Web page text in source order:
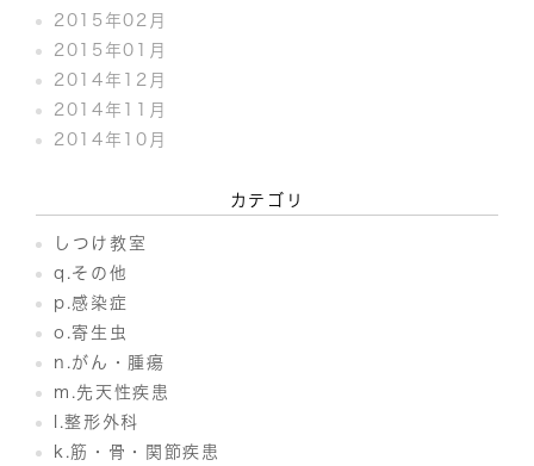
2015年02月
2015年01月
2014年12月
2014年11月
2014年10月
カテゴリ
しつけ教室
q.その他
p.感染症
o.寄生虫
n.がん・腫瘍
m.先天性疾患
l.整形外科
k.筋・骨・関節疾患